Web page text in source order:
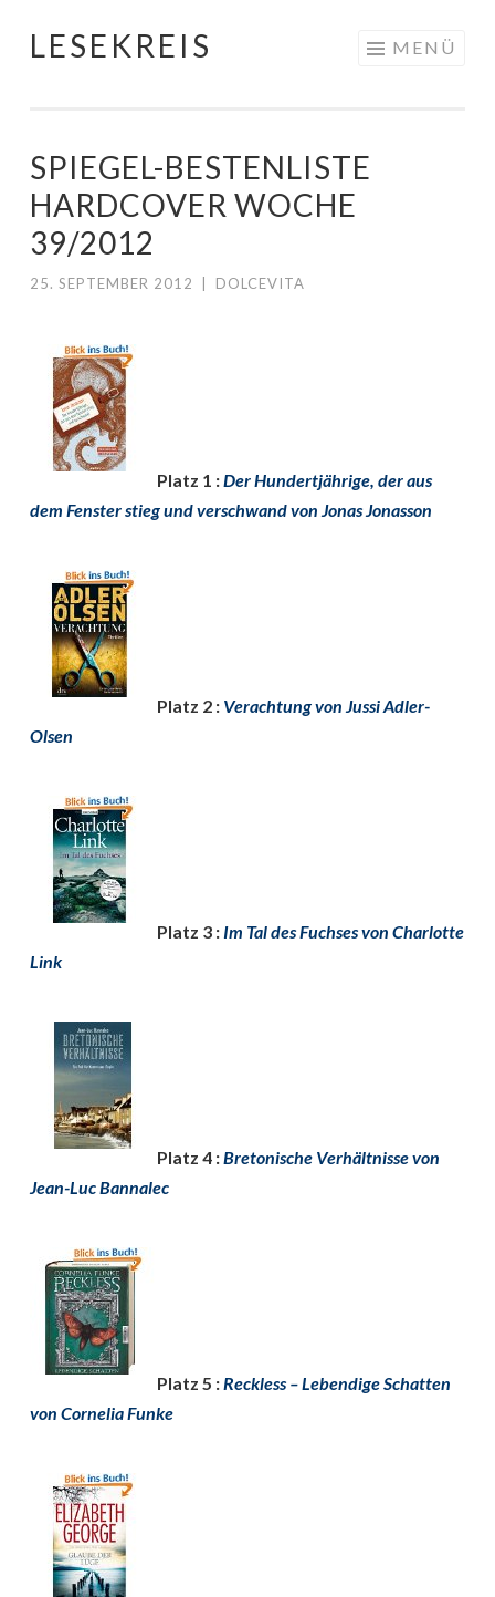
Springe
LESEKREIS MENÜ
SPIEGEL-BESTENLISTE
HARDCOVER WOCHE
39/2012
25. SEPTEMBER 2012 DOLCEVITA
Platz 1 :Der Hundertjährige, der aus
dem Fenster stieg und verschwand von Jonas Jonasson
Platz 2 : Verachtung von Jussi Adler-
Olsen
Platz 3 : Im Tal des Fuchses von Charlotte
Link
Platz 4 :Bretonische Verhältnisse von
Jean-Luc Bannalec
Platz 5 :Reckless – Lebendige Schatten
von Cornelia Funke